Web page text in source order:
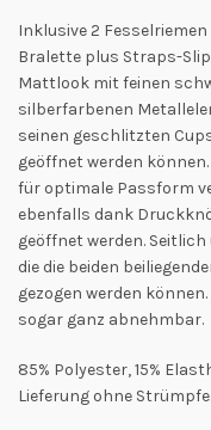
Inklusive 2
Bralette plus Straps-Slip
Mattlook mit feinen
silberfarbenen
seinen geschlitzten
geöffnet werden
für optimale Passform
ebenfalls dank
geöffnet werden.
die die beiden
gezogen werden
sogar ganz abnehmbar.
85% Polyester, 15%
Lieferung ohne Strümpfe.